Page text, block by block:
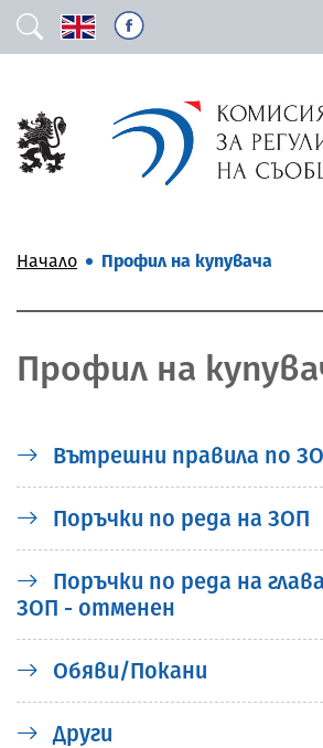
Начало Профил на купувача
Профил на
Вътрешни правила по
Поръчки по реда на ЗОП
Поръчки по реда на
ЗОП - отменен
Обяви/Покани
Други